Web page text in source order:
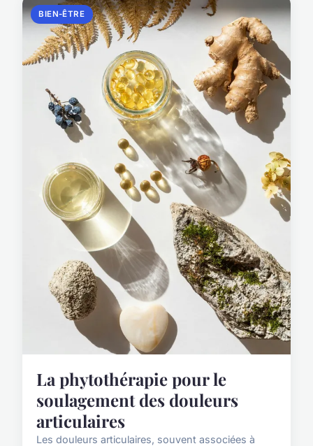
BIEN-ÊTRE
La phytothérapie pour le
soulagement des douleurs
articulaires
Les douleurs articulaires, souvent associées à